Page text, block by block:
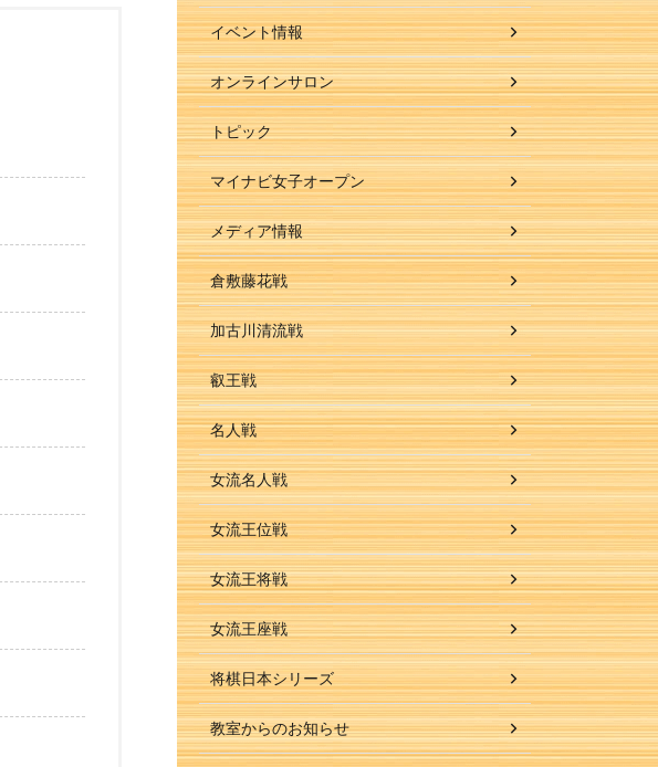
イベント情報
オンラインサロン
トピック
マイナビ女子オープン
メディア情報
倉敷藤花戦
加古川清流戦
叡王戦
名人戦
女流名人戦
女流王位戦
女流王将戦
女流王座戦
将棋日本シリーズ
教室からのお知らせ